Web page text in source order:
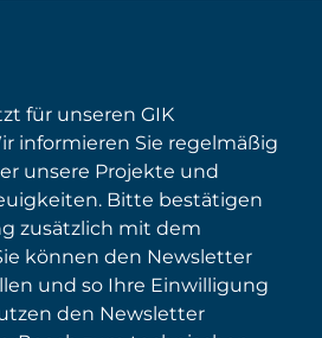
für unseren GIK
informieren Sie regelmäßig
unsere Projekte und
Bitte bestätigen
zusätzlich mit dem
können den Newsletter
und so Ihre Einwilligung
den Newsletter